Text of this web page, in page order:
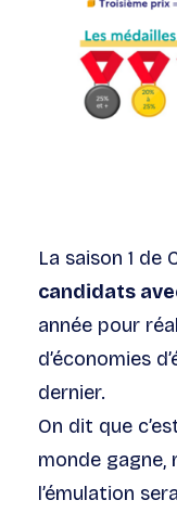
La saison 1 de
candidats
année pour
d’économies
dernier.
On dit que
monde gagne,
l’émulation